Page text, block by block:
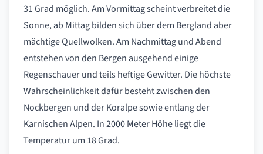
31 Grad möglich. Am Vormittag scheint verbreitet die
Sonne, ab Mittag bilden sich über dem Bergland aber
mächtige Quellwolken. Am Nachmittag und Abend
entstehen von den Bergen ausgehend einige
Regenschauer und teils heftige Gewitter. Die höchste
Wahrscheinlichkeit dafür besteht zwischen den
Nockbergen und der Koralpe sowie entlang der
Karnischen Alpen. In 2000 Meter Höhe liegt die
Temperatur um 18 Grad.